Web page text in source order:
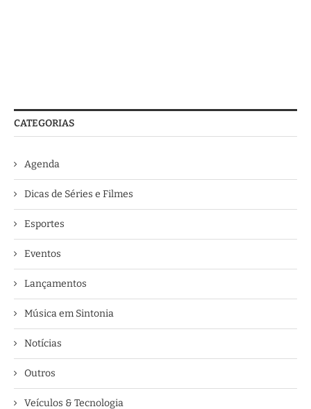
CATEGORIAS
Agenda
Dicas de Séries e Filmes
Esportes
Eventos
Lançamentos
Música em Sintonia
Notícias
Outros
Veículos & Tecnologia